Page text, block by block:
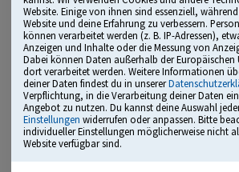
Website. Einige von ihnen sind essenziell,
Website und deine Erfahrung zu verbessern.
können verarbeitet werden (z. B. IP-Adressen),
Anzeigen und Inhalte oder die Messung von
Dabei können Daten außerhalb der
dort verarbeitet werden. Weitere Informationen
deiner Daten findest du in unserer
Verpflichtung, in die Verarbeitung deiner Daten
Angebot zu nutzen. Du kannst deine Auswahl
Einstellungen widerrufen oder anpassen. Bitte
individueller Einstellungen möglicherweise nicht
Website verfügbar sind.
6 Monate für nur 39,90 €
Lizenz kaufen
Geeignet für den Einbürgerungstest
Deutschland“-Test!
„Herausragendes
ausgezeichnet mit dem